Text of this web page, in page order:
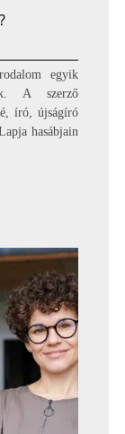
egyik
A szerző
író, újságíró
hasábjain